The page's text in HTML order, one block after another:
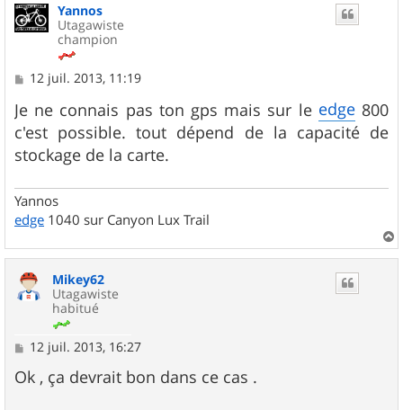
Yannos
Utagawiste
champion
M
s
s
a
g
e
12 juil. 2013, 11:19
Je ne connais pas ton gps mais sur le edge800
c'est possible. tout dépend de la capacité de
stockage de la carte.
Yannos
edge 1040 sur Canyon Lux Trail
a
Mikey62
Utagawiste
habitué
M
s
s
12 juil. 2013, 16:27
Ok , ça devrait bon dans ce cas .